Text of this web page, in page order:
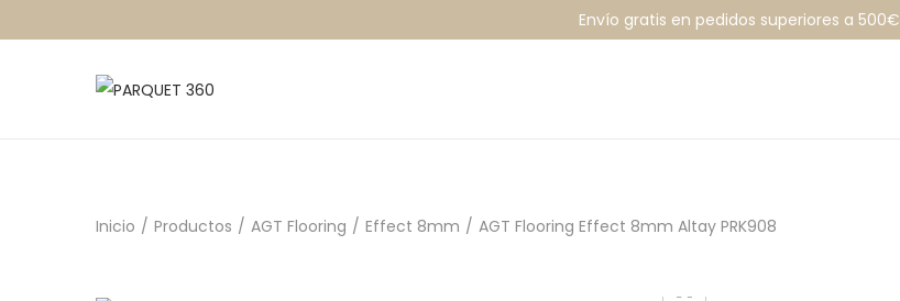
Envío gratis en pedidos superiores a 500€
Inicio / Productos / AGT Flooring / Effect 8mm / AGT Flooring Effect 8mm Altay PRK908